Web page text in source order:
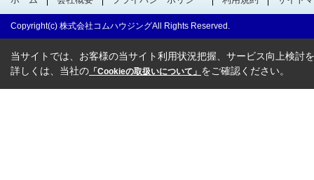
Copyright(c) 株式会社コムハウジングAll Rights Reserved.
当サイトでは、お客様の当サイト利用状況把握、サービス向上検討
詳しくは、当社の 「Cookieの取扱いについて」 をご確認ください。